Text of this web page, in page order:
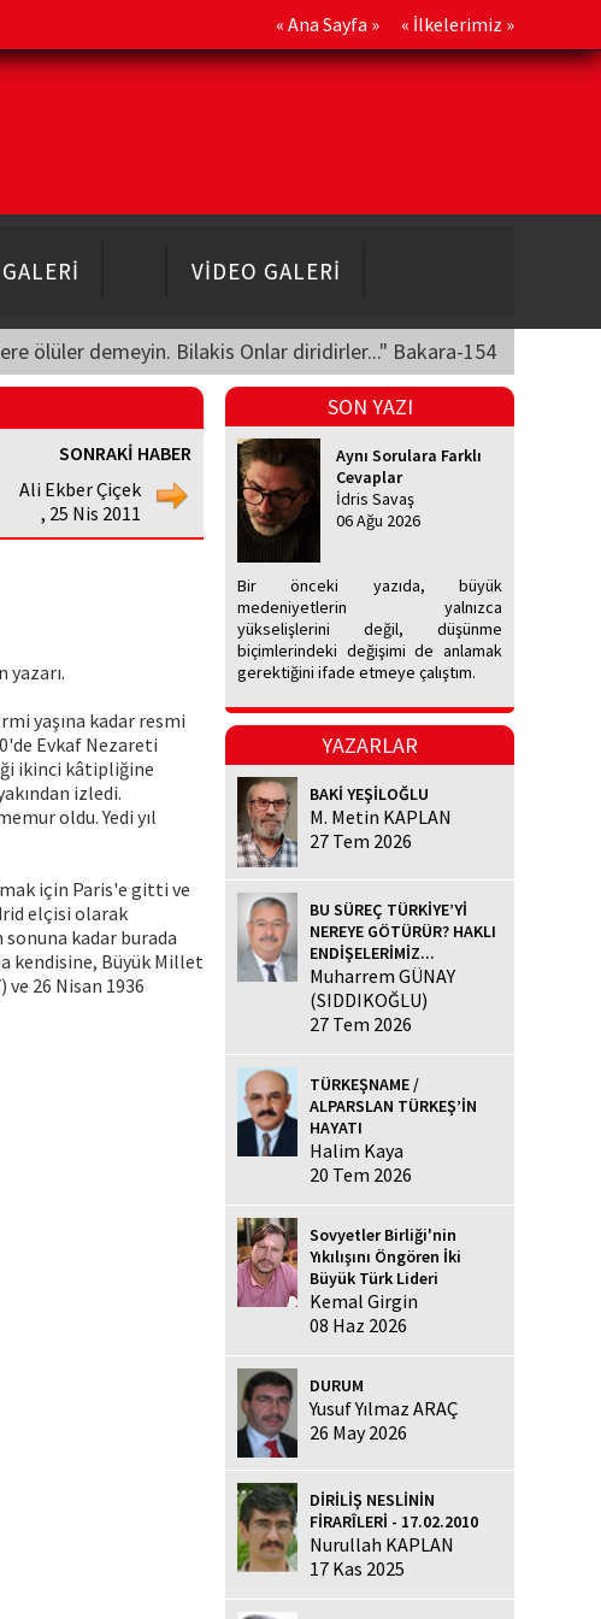
« Ana Sayfa » « İlkelerimiz »
VİDEO GALERİ
ölüler demeyin. Bilakis Onlar diridirler..." Bakara-154
SONRAKİ HABER
Ali Ekber Çiçek
, 25 Nis 2011
yazarı.
yaşına kadar resmi
Evkaf Nezareti
ikinci kâtipliğine
izledi.
oldu. Yedi yıl
için Paris'e gitti ve
elçisi olarak
sonuna kadar burada
kendisine, Büyük Millet
26 Nisan 1936
SON YAZI
Aynı Sorulara Farklı
Cevaplar
İdris Savaş
06 Ağu 2026
Bir önceki yazıda, büyük
medeniyetlerin yalnızca
yükselişlerini değil, düşünme
biçimlerindeki değişimi de anlamak
gerektiğini ifade etmeye çalıştım.
YAZARLAR
BAKİ YEŞİLOĞLU
M. Metin KAPLAN
27 Tem 2026
BU SÜREÇ TÜRKİYE’Yİ
NEREYE GÖTÜRÜR? HAKLI
ENDİŞELERİMİZ...
Muharrem GÜNAY
(SIDDIKOĞLU)
27 Tem 2026
TÜRKEŞNAME /
ALPARSLAN TÜRKEŞ’İN
HAYATI
Halim Kaya
20 Tem 2026
Sovyetler Birliği'nin
Yıkılışını Öngören İki
Büyük Türk Lideri
Kemal Girgin
08 Haz 2026
DURUM
Yusuf Yılmaz ARAÇ
26 May 2026
DİRİLİŞ NESLİNİN
FİRARÎLERİ - 17.02.2010
Nurullah KAPLAN
17 Kas 2025